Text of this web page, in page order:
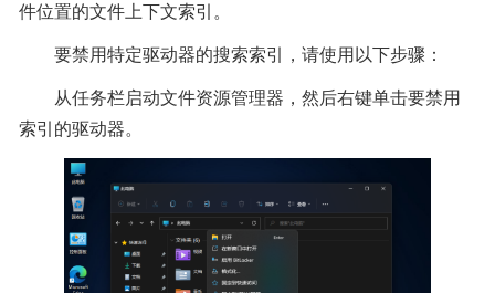
件位置的文件上下文索引。
要禁用特定驱动器的搜索索引，请使用以下步骤：
从任务栏启动文件资源管理器，然后右键单击要禁用
索引的驱动器。